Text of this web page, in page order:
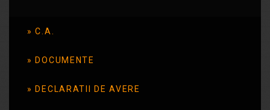
C.A.
DOCUMENTE
DECLARATII DE AVERE
2-2023
Descarca Oferta educationala_2022-